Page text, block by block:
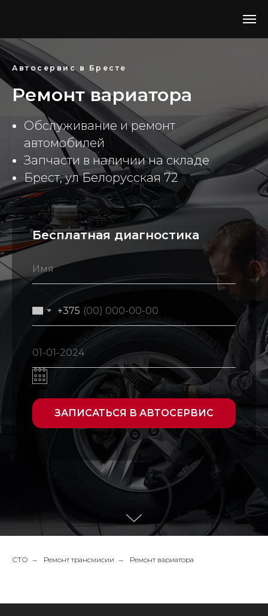
Автосервис в Бресте
Ремонт вариатора
Обслуживание и ремонт
автомобилей
Запчасти в наличии на складе
Брест, ул Белорусская 72
Бесплатная диагностика
+375
ЗАПИСАТЬСЯ В АВТОСЕРВИС
СТО → Ремонт трансмисии → Ремонт вариатора